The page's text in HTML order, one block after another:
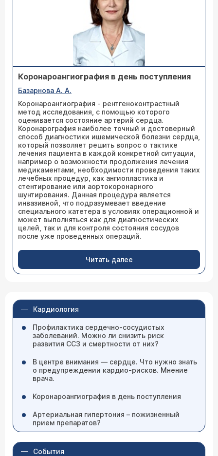
Коронароангиография в день поступления
Базарнова А. А.
Коронароангиография - рентгеноконтрастный
метод исследования, с помощью которого
оценивается состояние артерий сердца.
Коронарография наиболее точный и достоверный
способ диагностики ишемической болезни сердца,
который позволяет решить вопрос о тактике
лечения пациента в каждой конкретной ситуации,
например о возможности продолжения лечения
медикаментами, необходимости проведения таких
лечебных процедур, как ангиопластика и
стентирование или аортокоронарного
шунтирования. Данная процедура является
инвазивной, что подразумевает введение
специального катетера в условиях операционной и
может выполняться как для диагностических
целей, так и для контроля состояния сосудов
после уже проведенных операций.
Читать далее
Кардиология
Профилактика сердечно-сосудистых
заболеваний. Можно ли снизить риск
развития ССЗ и смертности от них?
В центре внимания — сердце. Что нужно знать
о предупреждении кардио-рисков. Мнение
врача.
Коронароангиография в день поступления
Артериальная гипертония – пожизненный
прием препаратов?
События